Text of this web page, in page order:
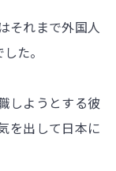
それまで外国人
た。
しようとする彼
を出して日本に